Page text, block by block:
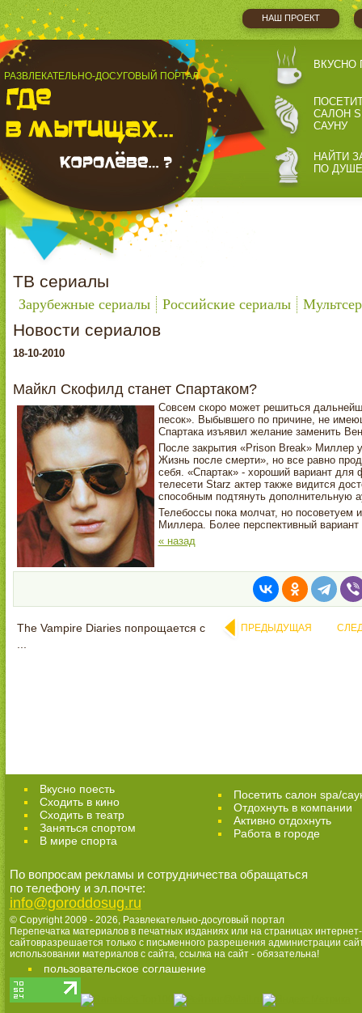
НАШ ПРОЕКТ
РАЗВЛЕКАТЕЛЬНО-ДОСУГОВЫЙ ПОРТАЛ
ВКУСНО
САЛОН
САУНУ
НАЙТИ
ПО ДУШЕ
ТВ сериалы
Зарубежные сериалы Российские сериалы
Новости сериалов
18-10-2010
Майкл Скофилд станет Спартаком?
Совсем скоро может решиться
песок». Выбывшего по причине, не
Спартака изъявил желание заменить
После закрытия «Prison Break» Миллер
Жизнь после смерти», но все равно
себя. «Спартак» - хороший вариант для
телесети Starz актер также видится
способным подтянуть дополнительную
Телебоссы пока молчат, но посоветуем
Миллера. Более перспективный вариант
« назад
The Vampire Diaries попрощается с
ПРЕДЫДУЩАЯ
Вкусно поесть
Сходить в кино
Cходить в театр
Заняться спортом
В мире спорта
Посетить салон spa/
Отдохнуть в компании
Активно отдохнуть
Работа в городе
По вопросам рекламы и сотрудничества обращаться
по телефону и эл.почте:
info@goroddosug.ru
© Copyright 2009 - 2026, Развлекательно-досуговый портал
Перепечатка материалов в печатных изданиях или на страницах интернет-
сайтовразрешается только с письменного разрешения администрации
использовании материалов с сайта, ссылка на сайт - обязательна!
пользовательское соглашение